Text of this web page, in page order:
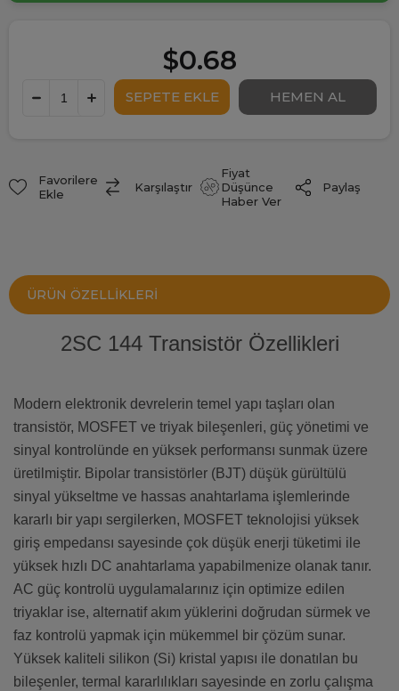
$0.68
Favorilere
Ekle
Karşılaştır
Fiyat
Düşünce
Haber Ver
Paylaş
ÜRÜN ÖZELLIKLERI
2SC 144 Transistör Özellikleri
Modern elektronik devrelerin temel yapı taşları olan
transistör, MOSFET ve triyak bileşenleri, güç yönetimi ve
sinyal kontrolünde en yüksek performansı sunmak üzere
üretilmiştir. Bipolar transistörler (BJT) düşük gürültülü
sinyal yükseltme ve hassas anahtarlama işlemlerinde
kararlı bir yapı sergilerken, MOSFET teknolojisi yüksek
giriş empedansı sayesinde çok düşük enerji tüketimi ile
yüksek hızlı DC anahtarlama yapabilmenize olanak tanır.
AC güç kontrolü uygulamalarınız için optimize edilen
triyaklar ise, alternatif akım yüklerini doğrudan sürmek ve
faz kontrolü yapmak için mükemmel bir çözüm sunar.
Yüksek kaliteli silikon (Si) kristal yapısı ile donatılan bu
bileşenler, termal kararlılıkları sayesinde en zorlu çalışma